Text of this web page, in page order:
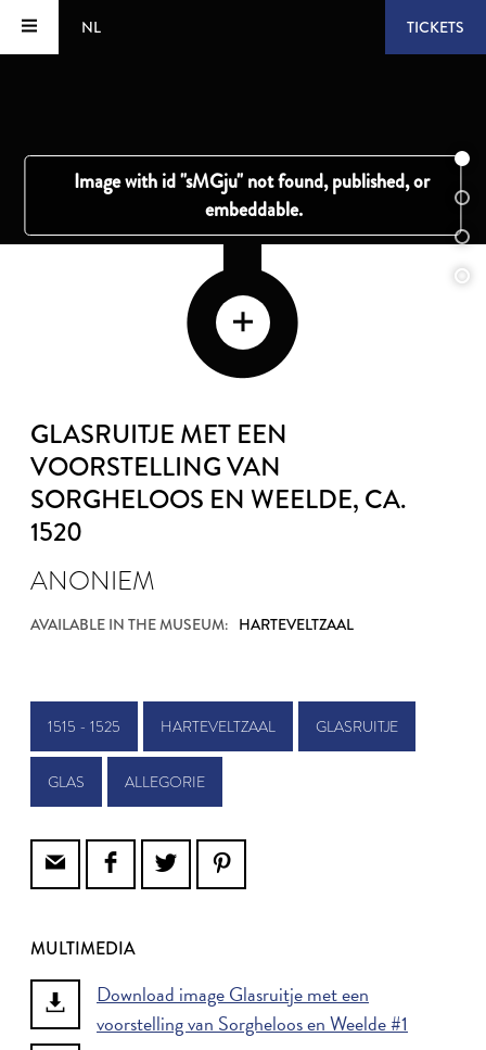
NL TICKETS
GLASRUITJE MET EEN
VOORSTELLING VAN
SORGHELOOS EN WEELDE, CA.
1520
ANONIEM
AVAILABLE IN THE MUSEUM: HARTEVELTZAAL
1515 - 1525 HARTEVELTZAAL GLASRUITJE
GLAS ALLEGORIE
MULTIMEDIA
Download image Glasruitje met een
voorstelling van Sorgheloos en Weelde #1